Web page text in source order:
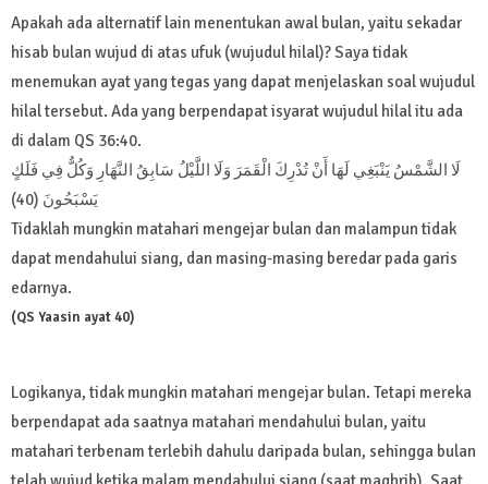
Apakah ada alternatif lain menentukan awal bulan, yaitu sekadar
hisab bulan wujud di atas ufuk (wujudul hilal)? Saya tidak
menemukan ayat yang tegas yang dapat menjelaskan soal wujudul
hilal tersebut. Ada yang berpendapat isyarat wujudul hilal itu ada
di dalam QS 36:40.
لَا الشَّمْسُ يَنْبَغِي لَهَا أَنْ تُدْرِكَ الْقَمَرَ وَلَا اللَّيْلُ سَابِقُ النَّهَارِ وَكُلٌّ فِي فَلَكٍ
يَسْبَحُونَ (40)
Tidaklah mungkin matahari mengejar bulan dan malampun tidak
dapat mendahului siang, dan masing-masing beredar pada garis
edarnya.
(QS Yaasin ayat 40)
Logikanya, tidak mungkin matahari mengejar bulan. Tetapi mereka
berpendapat ada saatnya matahari mendahului bulan, yaitu
matahari terbenam terlebih dahulu daripada bulan, sehingga bulan